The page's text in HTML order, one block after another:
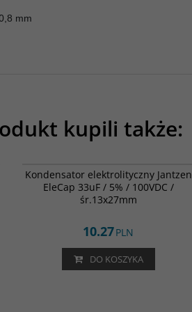
mm
kupili także:
Kondensator elektrolityczny Jantzen
EleCap 33uF / 5% / 100VDC /
śr.13x27mm
10.27PLN
DO KOSZYKA